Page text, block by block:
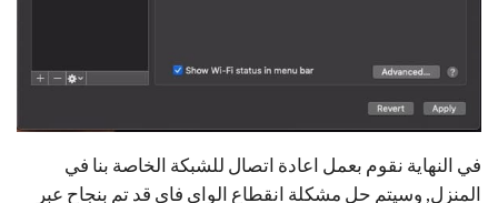
في النهاية نقوم بعمل اعادة اتصال للشبكة الخاصة بنا في
المنزل, وسيتم حل مشكلة انقطاع الواي فاي قد تم بنجاح عبر